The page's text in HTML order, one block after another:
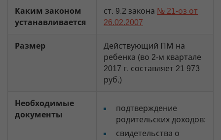
Каким законом
устанавливается
ст. 9.2 закона № 21-оз от
26.02.2007
Размер
Действующий ПМ на
ребенка (во 2-м квартале
2017 г. составляет 21 973
руб.)
Необходимые
документы
подтверждение
родительских доходов;
свидетельства о